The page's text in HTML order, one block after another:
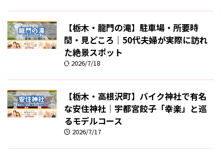
【栃木・龍門の滝】駐車場・所要時
間・見どころ｜50代夫婦が実際に訪れ
た絶景スポット
2026/7/18
【栃木・高根沢町】バイク神社で有名
な安住神社｜宇都宮餃子「幸楽」と巡
るモデルコース
2026/7/17